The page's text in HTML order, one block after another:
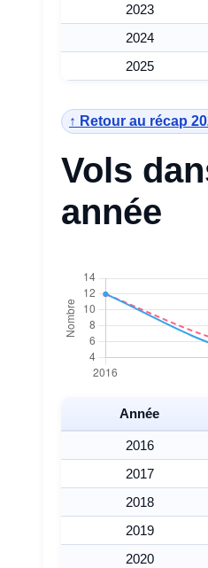
2023
2024
2025
↑ Retour au récap
Vols
année
Année
2016
2017
2018
2019
2020